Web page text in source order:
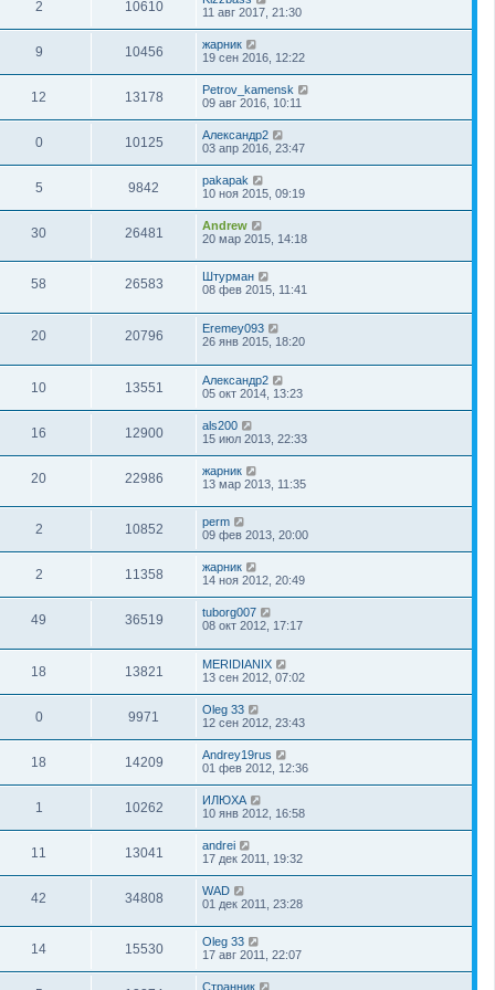
2 10610
11 авг 2017, 21:30
9 10456
жарник
19 сен 2016, 12:22
12 13178
Petrov_kamensk
09 авг 2016, 10:11
0 10125
Александр2
03 апр 2016, 23:47
5 9842
pakapak
10 ноя 2015, 09:19
30 26481
Andrew
20 мар 2015, 14:18
58 26583
Штурман
08 фев 2015, 11:41
20 20796
Eremey093
26 янв 2015, 18:20
10 13551
Александр2
05 окт 2014, 13:23
16 12900
als200
15 июл 2013, 22:33
20 22986
жарник
13 мар 2013, 11:35
2 10852
perm
09 фев 2013, 20:00
2 11358
жарник
14 ноя 2012, 20:49
49 36519
tuborg007
08 окт 2012, 17:17
18 13821
MERIDIANIX
13 сен 2012, 07:02
0 9971
Oleg 33
12 сен 2012, 23:43
18 14209
Andrey19rus
01 фев 2012, 12:36
1 10262
ИЛЮХА
10 янв 2012, 16:58
11 13041
andrei
17 дек 2011, 19:32
42 34808
WAD
01 дек 2011, 23:28
14 15530
Oleg 33
17 авг 2011, 22:07
Странник